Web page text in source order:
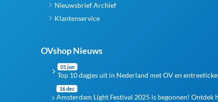
Nieuwsbrief Archief
Klantenservice
OVshop Nieuws
01 jun
Top 10 dagjes uit in Nederland met OV en
16 dec
Amsterdam Light Festival 2025 is begonnen! Ontdek